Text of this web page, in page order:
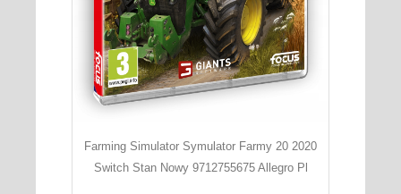
Farming Simulator Symulator Farmy 20 2020
Switch Stan Nowy 9712755675 Allegro Pl